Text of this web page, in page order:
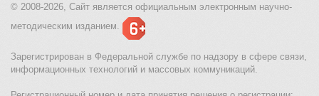
© 2008-2026, Сайт является официальным электронным научно-
методическим изданием.
Зарегистрирован в Федеральной службе по надзору в сфере связи,
информационных технологий и массовых коммуникаций.